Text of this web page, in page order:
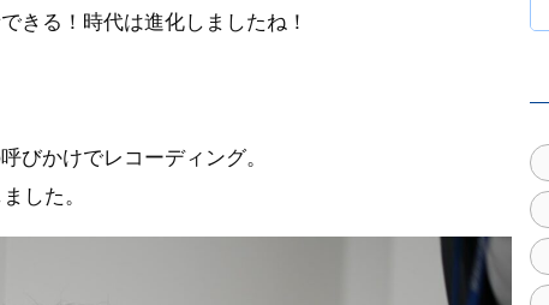
きる！時代は進化しましたね！
びかけでレコーディング。
した。